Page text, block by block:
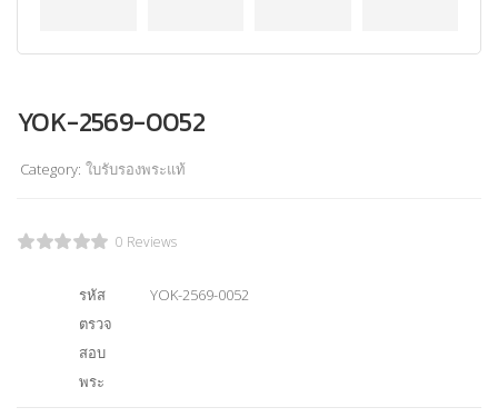
YOK-2569-0052
Category: ใบรับรองพระแท้
0 Reviews
รหัส
ตรวจ
สอบ
พระ
YOK-2569-0052